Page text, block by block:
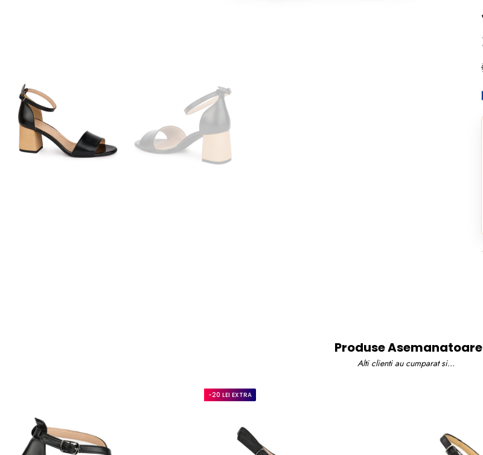
Produse Asemanatoare
Alti clienti au cumparat si...
-20 LEI EXTRA